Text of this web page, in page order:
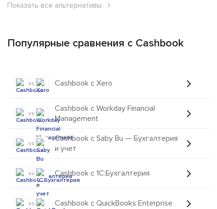
Показать все альтернативы
Популярные сравнения с Cashbook
vs Cashbook с Xero
vs
Cashbook с Workday Financial
Management
vs
Cashbook с Saby Bu — Бухгалтерия
и учет
vs Cashbook с 1C:Бухгалтерия
vs Cashbook с QuickBooks Enterprise